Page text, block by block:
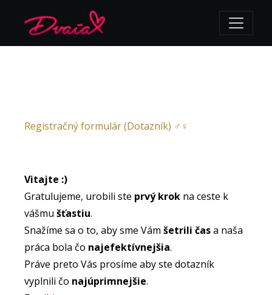
Registračný formulár (Dotazník) ♂♀
Vitajte :)
Gratulujeme, urobili ste prvý krok na ceste k
vášmu šťastiu.
Snažíme sa o to, aby sme Vám šetrili časa naša
práca bola čo najefektívnejšia.
Práve preto Vás prosíme aby ste dotazník
vyplnili čo najúprimnejšie.